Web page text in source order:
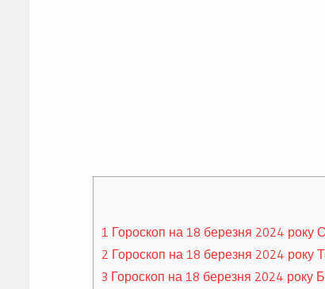
1 Гороскоп на 18 березня 2024 року
2 Гороскоп на 18 березня 2024 року
3 Гороскоп на 18 березня 2024 року